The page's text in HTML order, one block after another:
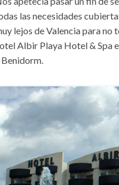
las necesidades
lejos de Valencia para no
Albir Playa Hotel & Spa